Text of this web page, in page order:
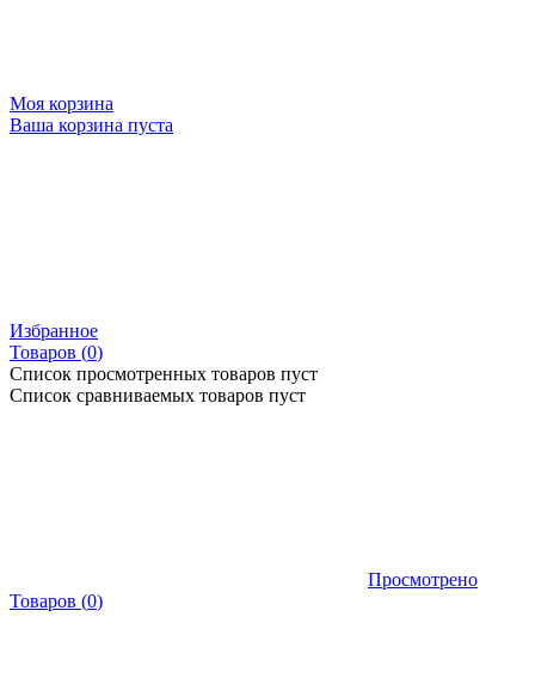
Моя корзина
Ваша корзина пуста
Избранное
Товаров (0)
Список просмотренных товаров пуст
Список сравниваемых товаров пуст
Просмотрено
Товаров (0)